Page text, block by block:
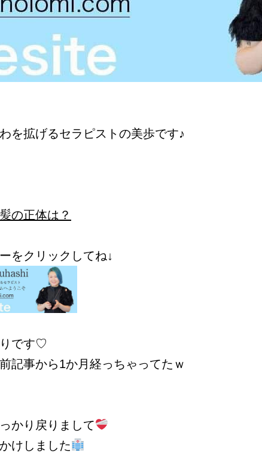
を拡げるセラピストの美歩です♪
の正体は？
をクリックしてね↓
です♡
前記事から1か月経っちゃってたｗ
かり戻りまして
けしました